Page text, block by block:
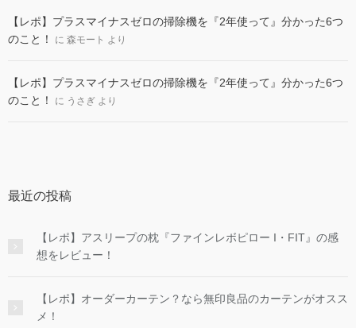
【レポ】プラスマイナスゼロの掃除機を『2年使って』分かった6つ
のこと！
に 森モート より
【レポ】プラスマイナスゼロの掃除機を『2年使って』分かった6つ
のこと！
に うさぎ より
最近の投稿
【レポ】アスリープの枕『ファインレボピロー I・FIT』の感
想をレビュー！
【レポ】オーダーカーテン？なら無印良品のカーテンがオスス
メ！